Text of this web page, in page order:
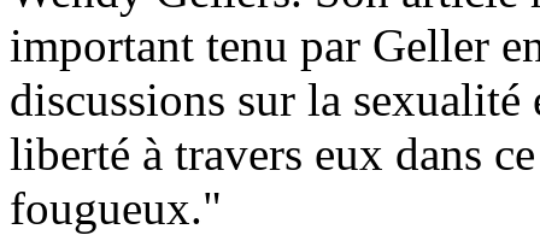
important tenu par Geller
discussions sur la
liberté à travers eux dans
fougueux."